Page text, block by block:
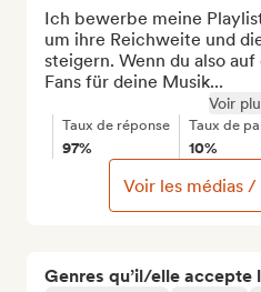
Genres qu’il/elle accepte
Ich bewerbe meine
um ihre Reichweite und
steigern. Wenn du also
Fans für deine Musik...
Voir
Taux de réponse
97%
Taux de
10%
Voir les médias